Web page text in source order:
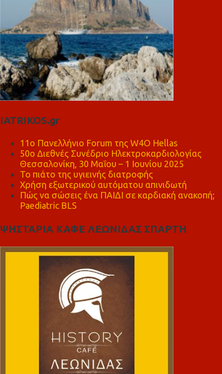
IATRIKOS.gr
11ο Πανελλήνιο Forum της W4O Hellas
50ο Διεθνές Συνέδριο Ηλεκτροκαρδιολογίας
Θεσσαλονίκη, 30 Μαΐου – 1 Ιουνίου 2025
Το πιάτο της υγιεινής διατροφής
Χρήση εξωτερικού αυτόματου απινιδωτή
Πώς να σώσεις ένα ΠΑΙΔΙ σε καρδιακή ανακοπή;
Paediatric BLS
ΨΗΣΤΑΡΙΑ ΚΑΦΕ ΛΕΩΝΙΔΑΣ ΣΠΑΡΤΗ